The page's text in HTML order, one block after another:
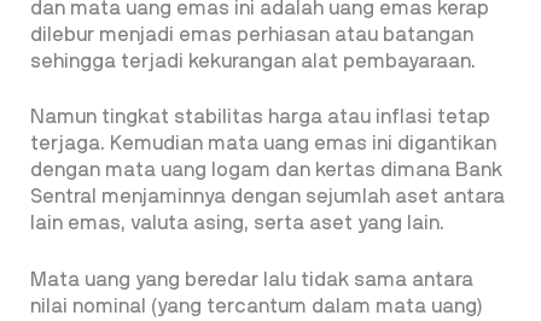
dan mata uang emas ini adalah uang emas kerap
dilebur menjadi emas perhiasan atau batangan
sehingga terjadi kekurangan alat pembayaraan.
Namun tingkat stabilitas harga atau inflasi tetap
terjaga. Kemudian mata uang emas ini digantikan
dengan mata uang logam dan kertas dimana Bank
Sentral menjaminnya dengan sejumlah aset antara
lain emas, valuta asing, serta aset yang lain.
Mata uang yang beredar lalu tidak sama antara
nilai nominal (yang tercantum dalam mata uang)